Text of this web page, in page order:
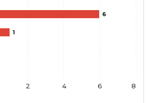
6
1
2 4 6 8